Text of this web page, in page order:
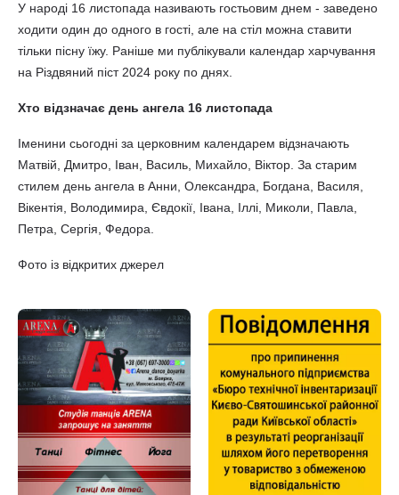
У народі 16 листопада називають гостьовим днем - заведено
ходити один до одного в гості, але на стіл можна ставити
тільки пісну їжу. Раніше ми публікували календар харчування
на Різдвяний піст 2024 року по днях.
Хто відзначає день ангела 16 листопада
Іменини сьогодні за церковним календарем відзначають
Матвій, Дмитро, Іван, Василь, Михайло, Віктор. За старим
стилем день ангела в Анни, Олександра, Богдана, Василя,
Вікентія, Володимира, Євдокії, Івана, Іллі, Миколи, Павла,
Петра, Сергія, Федора.
Фото із відкритих джерел